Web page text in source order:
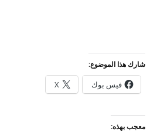
شارك هذا الموضوع:
فيس بوك X
معجب بهذه: